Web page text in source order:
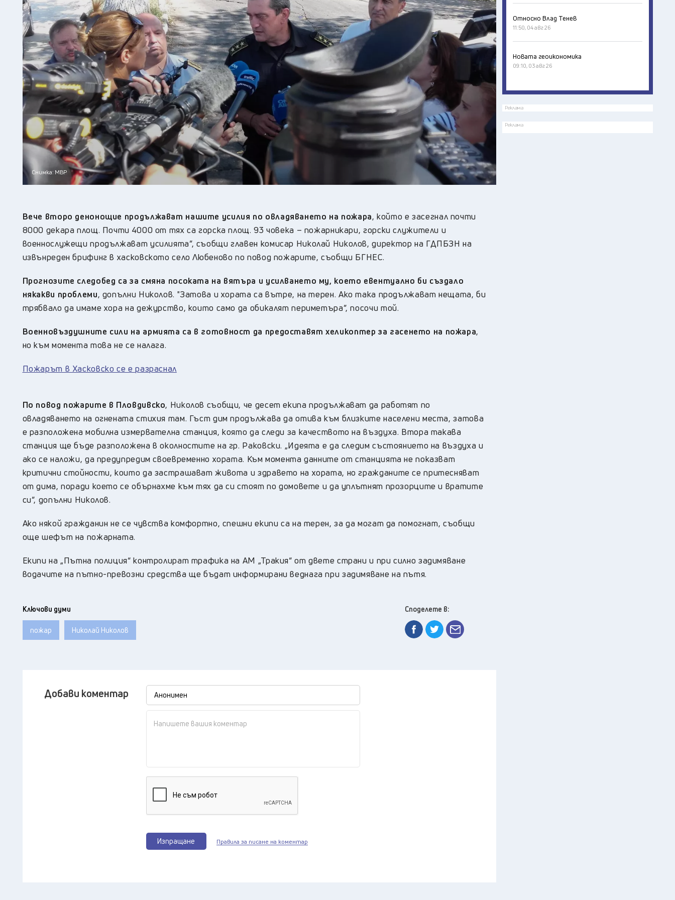
Перник , 22°C
Плевен, 26°C
Пловдив 27°C
Разград, 24°C
Русе 28°C
Силистра 26°C
Сливен 25°C
Смолян 20°C
София, 23 °C
Стара Загора
Търговище °C
Хасково 22°C
Шумен , 26°C
Ямбол, 26°C
Снимка: МВР
Вече второ денонощие продължават нашите усилия по овладяването на пожара, който е засегнал почти
8000 декара площ. Почти 4000 от тях са горска площ. 93 човека – пожарникари, горски служители и
военнослужещи продължават усилията”, съобщи главен комисар Николай Николов, директор на ГДПБЗН на
извънреден брифинг в хасковското село Любеново по повод пожарите, съобщи БГНЕС.
Прогнозите следобед са за смяна посоката на вятъра и усилването му, което евентуално би създало
някакви проблеми, допълни Николов. "Затова и хората са вътре, на терен. Ако така продължават нещата, би
трябвало да имаме хора на дежурство, които само да обикалят периметъра”, посочи той.
Военновъздушните сили на армията са в готовност да предоставят хеликоптер за гасенето на пожара,
но към момента това не се налага.
Пожарът в Хасковско се е разраснал
По повод пожарите в Пловдивско, Николов съобщи, че десет екипа продължават да работят по
овладяването на огнената стихия там. Гъст дим продължава да отива към близките населени места, затова
е разположена мобилна измервателна станция, която да следи за качеството на въздуха. Втора такава
станция ще бъде разположена в околностите на гр. Раковски. „Идеята е да следим състоянието на въздуха и
ако се наложи, да предупредим своевременно хората. Към момента данните от станцията не показват
критични стойности, които да застрашават живота и здравето на хората, но гражданите се притесняват
от дима, поради което се обърнахме към тях да си стоят по домовете и да уплътнят прозорците и вратите
си”, допълни Николов.
Ако някой гражданин не се чувства комфортно, спешни екипи са на терен, за да могат да помогнат, съобщи
още шефът на пожарната.
Екипи на „Пътна полиция“ контролират трафика на АМ „Тракия“ от двете страни и при силно задимяване
водачите на пътно-превозни средства ще бъдат информирани веднага при задимяване на пътя.
Ключови думи
пожар Николай Николов
Споделете в:
Добави коментар
Изпращане Правила за писане на коментар
Относно Влад Тенев
11:50, 04 авг 26
Новата геоикономика
09:10, 03 авг 26
Реклама
Реклама